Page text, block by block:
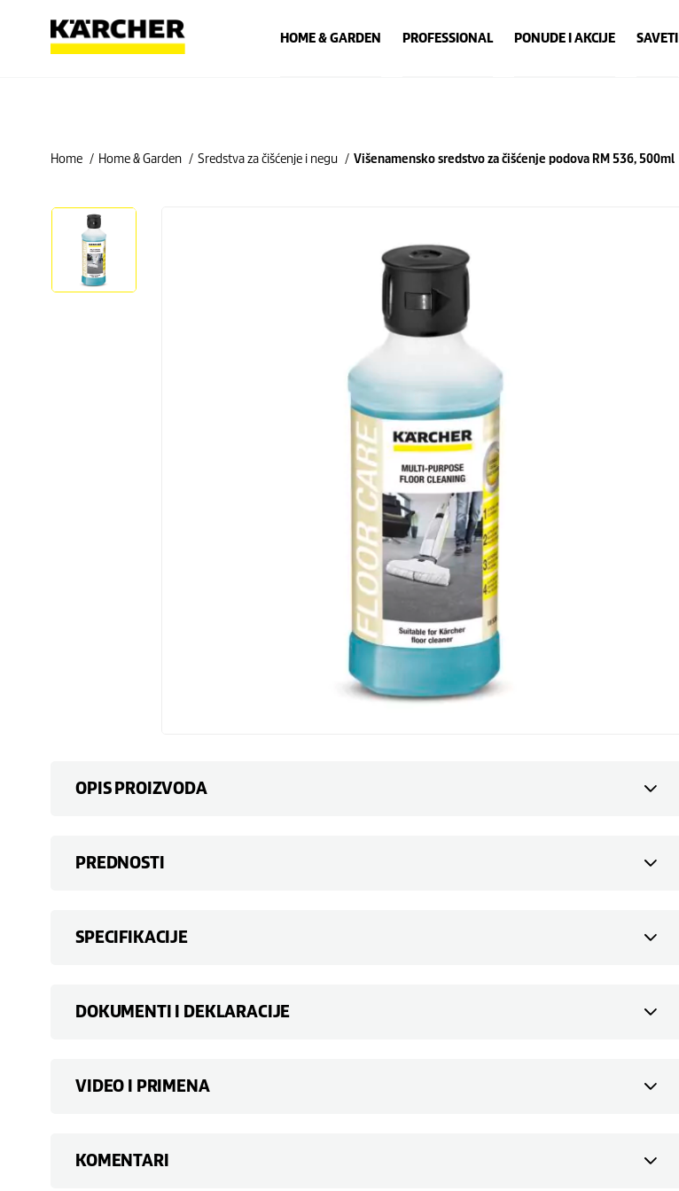
HOME & GARDEN PROFESSIONAL PONUDE I AKCIJE SAVETI
Home Home & Garden Sredstva za čišćenje i negu Višenamensko sredstvo za čišćenje podova RM 536, 500ml
OPIS PROIZVODA
PREDNOSTI
SPECIFIKACIJE
DOKUMENTI I DEKLARACIJE
VIDEO I PRIMENA
KOMENTARI